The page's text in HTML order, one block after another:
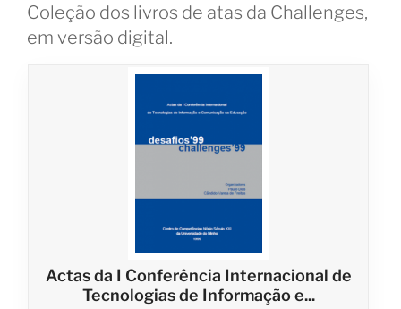
Coleção dos livros de atas da Challenges,
em versão digital.
Actas da I Conferência Internacional de
Tecnologias de Informação e...